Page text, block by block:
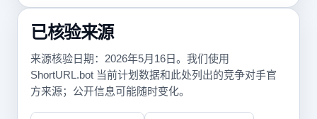
已核验来源
来源核验日期：2026年5月16日。我们使用
ShortURL.bot 当前计划数据和此处列出的竞争对手官
方来源；公开信息可能随时变化。